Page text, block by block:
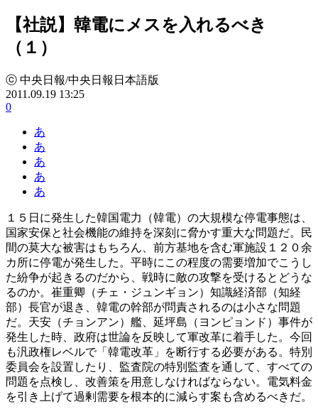
【社説】韓電にメスを入れるべき
（１）
ⓒ 中央日報/中央日報日本語版
2011.09.19 13:25
0
あ
あ
あ
あ
あ
１５日に発生した韓国電力（韓電）の大規模な停電事態は、
国家安保と社会機能の維持を深刻に脅かす重大な問題だ。民
間の莫大な被害はもちろん、前方基地を含む軍施設１２０余
カ所に停電が発生した。平時にこの程度の需要増加でこうし
た紛争が起きるのだから、戦時に敵の攻撃を受けるとどうな
るのか。崔重卿（チェ・ジュンギョン）知識経済部（知経
部）長官が退き、韓電の幹部が問責されるのは小さな問題
だ。天安（チョンアン）艦、延坪島（ヨンピョンド）事件が
発生した時、政府は世論を反映して軍改革に着手した。今回
も汎政権レベルで「韓電改革」を断行する必要がある。特別
委員会を設置したり、監査院の特別監査を通して、すべての
問題を点検し、改善策を用意しなければならない。電気料金
を引き上げて過剰需要を根本的に減らす案も含めるべきだ。